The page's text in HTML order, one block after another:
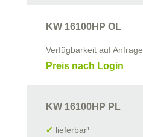
KW 16100HP OL
Verfügbarkeit auf Anfrage
Preis nach Login
KW 16100HP PL
✔ lieferbar¹